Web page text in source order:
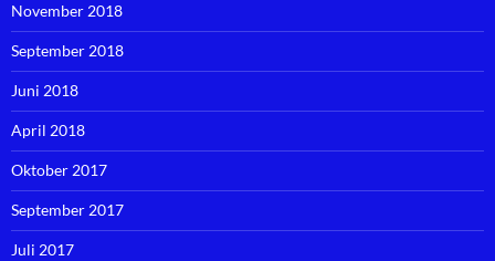
November 2018
September 2018
Juni 2018
April 2018
Oktober 2017
September 2017
Juli 2017